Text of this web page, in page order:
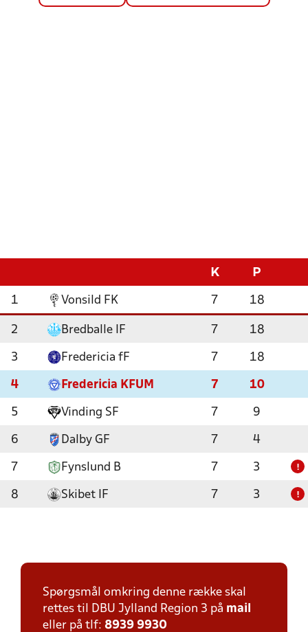
K P
1 Vonsild FK 7 18
2 Bredballe IF 7 18
3 Fredericia fF 7 18
4 Fredericia KFUM 7 10
5 Vinding SF 7 9
6 Dalby GF 7 4
7 Fynslund B 7 3 !
8 Skibet IF 7 3 !
Spørgsmål omkring denne række skal
rettes til DBU Jylland Region 3 på mail
eller på tlf: 8939 9930